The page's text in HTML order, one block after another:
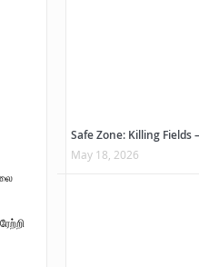
Safe Zone: Killing Fields
May 18, 2026